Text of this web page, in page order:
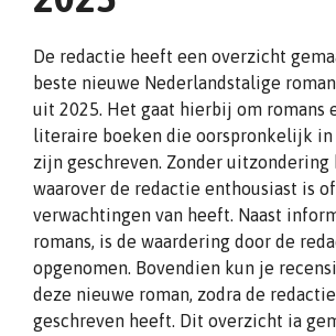
De redactie heeft een overzicht
beste nieuwe Nederlandstalige
uit 2025. Het gaat hierbij om romans
literaire boeken die oorspronkelijk in
zijn geschreven. Zonder uitzondering
waarover de redactie enthousiast is
verwachtingen van heeft. Naast
romans, is de waardering door de
opgenomen. Bovendien kun je
deze nieuwe roman, zodra de
geschreven heeft. Dit overzicht ia